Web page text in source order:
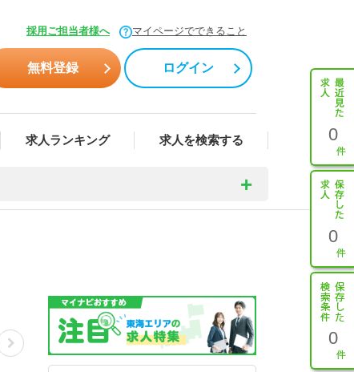
採用ご担当者様へ マイページでできること
無料登録 ログイン
求人ランキング 求人を検索する 0
0
0